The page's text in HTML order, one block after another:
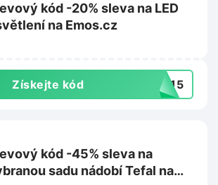
kód -20% sleva na LED
na Emos.cz
Získejte kód ED15
kód -45% sleva na
sadu nádobí Tefal na